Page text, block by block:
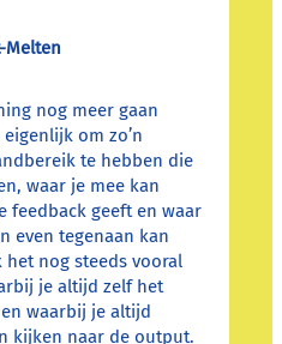
Melten
nog meer gaan
om zo’n
te hebben die
waar je mee kan
feedback geeft en waar
even tegenaan kan
het nog steeds vooral
je altijd zelf het
waarbij je altijd
kijken naar de output.